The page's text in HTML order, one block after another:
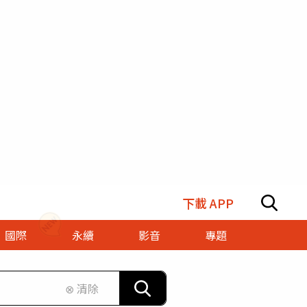
下載 APP
國際 永續 影音
專題
⊗ 清除